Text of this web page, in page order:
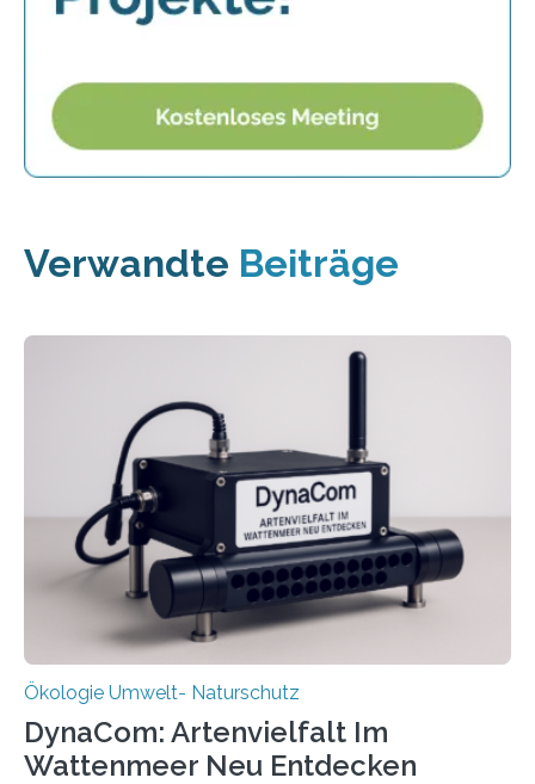
Verwandte Beiträge
Ökologie Umwelt- Naturschutz
DynaCom: Artenvielfalt Im
Wattenmeer Neu Entdecken